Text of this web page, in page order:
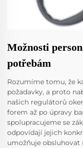
Možnosti
potřebám
Rozumíme tomu, že
požadavky, a proto
našich regulátorů
forem až po úpravy
spolupracujeme se
odpovídají jejich
umožňuje